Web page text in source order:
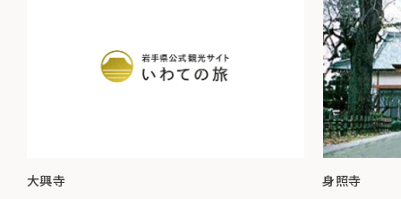
大興寺 身照寺